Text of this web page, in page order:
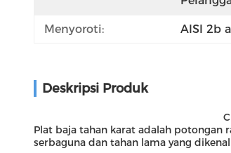
Menyoroti: AISI 2b
Deskripsi Produk
Plat baja tahan karat adalah potongan
serbaguna dan tahan lama yang